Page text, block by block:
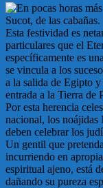
En pocas horas
Sucot, de las cabañas.
Esta festividad es
particulares que el
específicamente es
se vincula a los
a la salida de Egipto
entrada a la Tierra de
Por esta herencia
nacional, los noájidas
deben celebrar los
Un gentil que
incurriendo en
espiritual ajeno, está
dañando su pureza